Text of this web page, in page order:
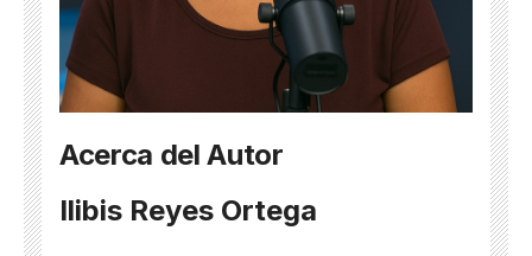
Acerca del Autor
Ilibis Reyes Ortega